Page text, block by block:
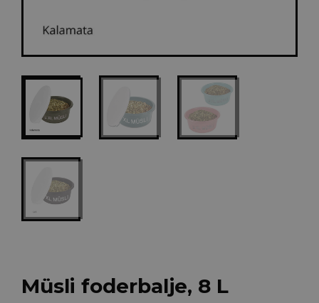
Müsli foderbalje, 8 L